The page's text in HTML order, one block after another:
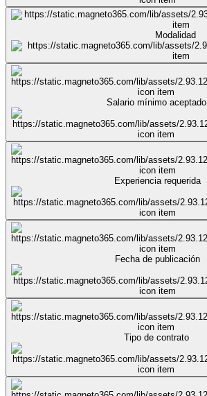
Modalidad
Salario mínimo aceptado
Experiencia requerida
Fecha de publicación
Tipo de contrato